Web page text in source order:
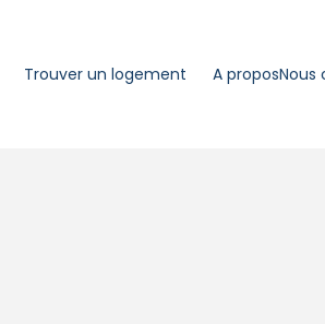
Trouver un logement A proposNous